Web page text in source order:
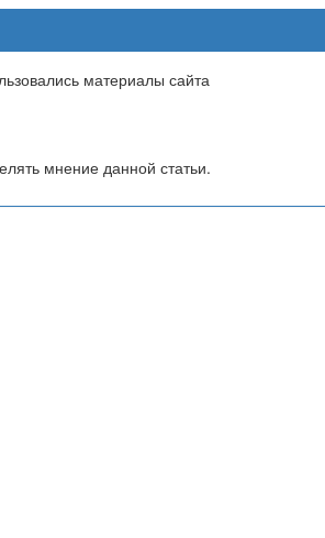
материалы сайта
мнение данной статьи.